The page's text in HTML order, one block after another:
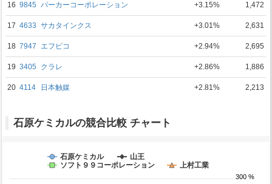
16 9845 パーカーコーポレーション +3.15% 1,472
17 4633 サカタインクス +3.01% 2,631
18 7947 エフピコ +2.94% 2,695
19 3405 クラレ +2.86% 1,886
20 4114 日本触媒 +2.81% 2,213
石原ケミカルの競合比較 チャート
石原ケミカル
山王
ソフト９９コーポレーション
上村工業
300 %